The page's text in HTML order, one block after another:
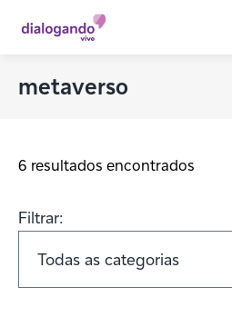
metaverso
6 resultados encontrados
Filtrar: